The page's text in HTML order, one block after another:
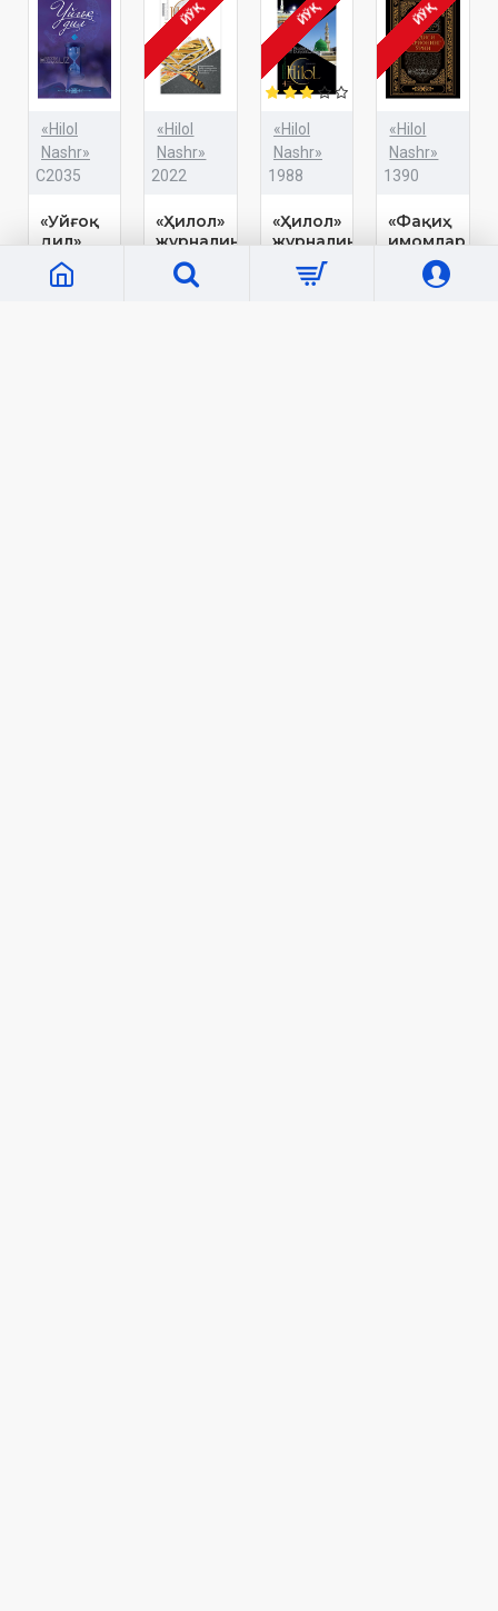
«Hilol
Nashr»
C2035
«Уйғоқ
дил»
19 000 сўм
ЙЎҚ
«Hilol
Nashr»
2022
«Ҳилол»
журналининг
5-сони
8 000 сўм
ЙЎҚ
«Hilol
Nashr»
1988
«Ҳилол»
журналининг
4-сони
8 000 сўм
ЙЎҚ
«Hilol
Nashr»
1390
«Фақиҳ
имомлар
ихтилофида
ҳадиси